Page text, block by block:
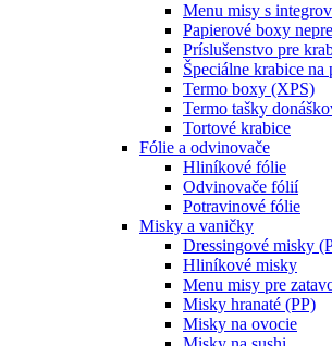
Menu misy s
Papierové boxy
Príslušenstvo pre
Špeciálne krabice na
Termo boxy (XPS)
Termo tašky
Tortové krabice
Fólie a odvinovače
Hliníkové fólie
Odvinovače fólií
Potravinové fólie
Misky a vaničky
Dressingové misky
Hliníkové misky
Menu misy pre
Misky hranaté (PP)
Misky na ovocie